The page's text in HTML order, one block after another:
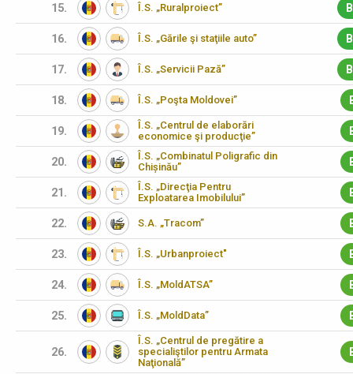
15. Î.S. „Ruralproiect”
16. Î.S. „Gările şi staţiile auto”
17. Î.S. „Servicii Pază”
18. Î.S. „Poşta Moldovei”
19.
Î.S. „Centrul de elaborări
economice şi producţie”
20.
Î.S. „Combinatul Poligrafic din
Chișinău”
21.
Î.S. „Direcţia Pentru
Exploatarea Imobilului”
22. S.A. „Tracom”
23. Î.S. „Urbanproiect"
24. Î.S. „MoldATSA”
25. Î.S. „MoldData”
26.
Î.S. „Centrul de pregătire a
specialiştilor pentru Armata
Naţională”